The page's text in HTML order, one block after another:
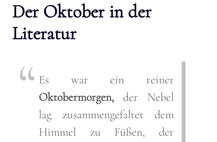
Der Oktober in der
Literatur
Es war ein reiner
Oktobermorgen, der Nebel
lag zusammengefaltet dem
Himmel zu Füßen, der